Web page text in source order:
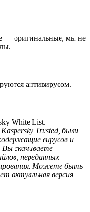
— оригинальные, мы не
антивирусом.
White List.
Trusted, были
вирусов и
Вы скачиваете
переданных
Можете быть
актуальная версия